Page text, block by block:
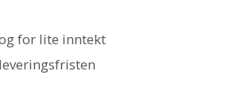
for lite inntekt